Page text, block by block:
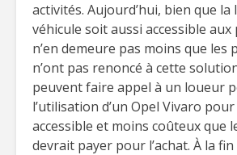
activités. Aujourd’hui, bien que la
véhicule soit aussi accessible
n’en demeure pas moins que les
n’ont pas renoncé à cette
peuvent faire appel à un loueur
l’utilisation d’un Opel Vivaro
accessible et moins coûteux que
devrait payer pour l’achat. À la